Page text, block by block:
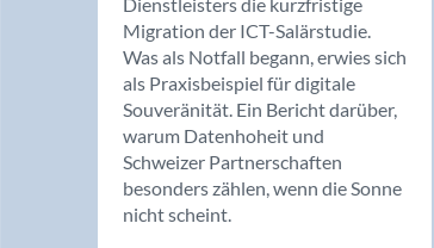
Migration der ICT-Salärstudie.
Was als Notfall begann, erwies sich
als Praxisbeispiel für digitale
Souveränität. Ein Bericht darüber,
warum Datenhoheit und
Schweizer Partnerschaften
besonders zählen, wenn die Sonne
nicht scheint.